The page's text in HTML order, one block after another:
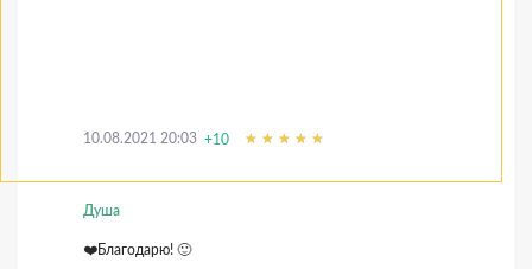
10.08.2021 20:03 +10
Душа
❤️Благодарю! 🙂